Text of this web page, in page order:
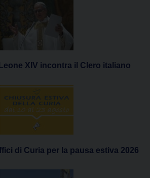
XIV incontra il Clero italiano
di Curia per la pausa estiva 2026